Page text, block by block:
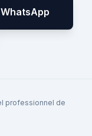
professionnel de